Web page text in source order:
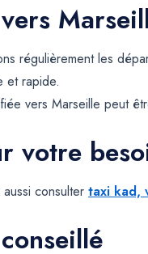
régulièrement les
et rapide.
vers Marseille peut
votre
consulter taxi kad,